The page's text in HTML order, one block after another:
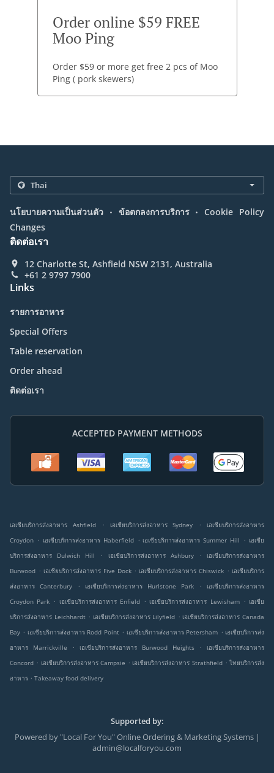
Order online $59 FREE
Moo Ping
Order $59 or more get free 2 pcs of Moo
Ping ( pork skewers)
นโยบายความเป็นส่วนตัว . ข้อตกลงการบริการ . Cookie Policy
Changes
ติดต่อเรา
12 Charlotte St, Ashfield NSW 2131, Australia
+61 2 9797 7900
Links
รายการอาหาร
Special Offers
Table reservation
Order ahead
ติดต่อเรา
ACCEPTED PAYMENT METHODS
เอเชียบริการส่งอาหาร Ashfield . เอเชียบริการส่งอาหาร Sydney .
เอเชียบริการส่งอาหาร
Croydon . เอเชียบริการส่งอาหาร Haberfield . เอเชียบริการส่งอาหาร Summer Hill . เอเชีย
บริการส่งอาหาร Dulwich Hill
. เอเชียบริการส่งอาหาร Ashbury .
เอเชียบริการส่งอาหาร
Burwood . เอเชียบริการส่งอาหาร Five Dock . เอเชียบริการส่งอาหาร Chiswick . เอเชียบริการ
ส่งอาหาร Canterbury
. เอเชียบริการส่งอาหาร Hurlstone Park .
เอเชียบริการส่งอาหาร
Croydon Park . เอเชียบริการส่งอาหาร Enfield . เอเชียบริการส่งอาหาร Lewisham . เอเชีย
บริการส่งอาหาร Leichhardt . เอเชียบริการส่งอาหาร Lilyfield . เอเชียบริการส่งอาหาร Canada
Bay . เอเชียบริการส่งอาหาร Rodd Point . เอเชียบริการส่งอาหาร Petersham . เอเชียบริการส่ง
อาหาร Marrickville
. เอเชียบริการส่งอาหาร Burwood Heights .
เอเชียบริการส่งอาหาร
Concord . เอเชียบริการส่งอาหาร Campsie . เอเชียบริการส่งอาหาร Strathfield . ไทยบริการส่ง
อาหาร . Takeaway food delivery
Supported by:
Powered by "Local For You" Online Ordering & Marketing Systems |
admin@localforyou.com